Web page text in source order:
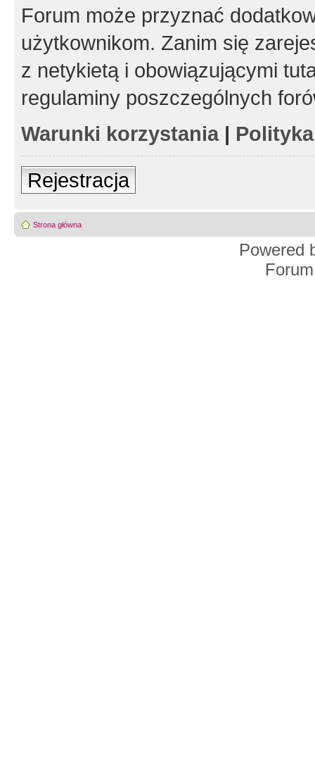
Forum może przyznać
użytkownikom. Zanim się
z netykietą i obowiązującymi
regulaminy poszczególnych
Warunki korzystania|
Rejestracja
Strona główna
Powered